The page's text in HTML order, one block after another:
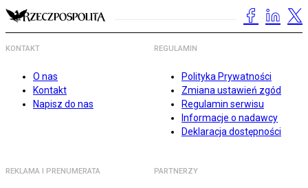
KONTAKT
O nas
Kontakt
Napisz do nas
REGULAMIN
Polityka Prywatności
Zmiana ustawień zgód
Regulamin serwisu
Informacje o nadawcy
Deklaracja dostępności
REKLAMA I PRENUMERATA PARTNERZY